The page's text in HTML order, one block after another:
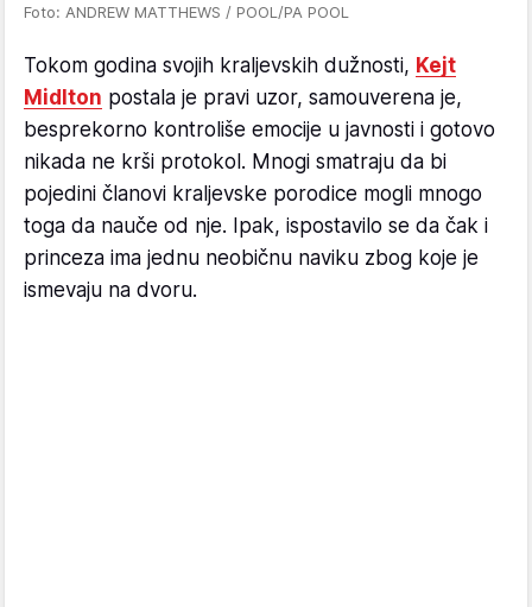
Foto: ANDREW MATTHEWS / POOL/PA POOL
Tokom godina svojih kraljevskih dužnosti, Kejt
Midlton postala je pravi uzor, samouverena je,
besprekorno kontroliše emocije u javnosti i gotovo
nikada ne krši protokol. Mnogi smatraju da bi
pojedini članovi kraljevske porodice mogli mnogo
toga da nauče od nje. Ipak, ispostavilo se da čak i
princeza ima jednu neobičnu naviku zbog koje je
ismevaju na dvoru.